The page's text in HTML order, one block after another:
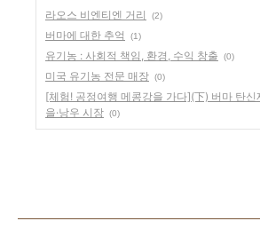
라오스 비엔티엔 거리 (2)
버마에 대한 추억 (1)
유기농 : 사회적 책임, 환경, 수익 창출 (0)
미국 유기농 전문 매장 (0)
[체험! 공정여행 메콩강을 가다](下) 버마 탄신
을·낭우 시장 (0)